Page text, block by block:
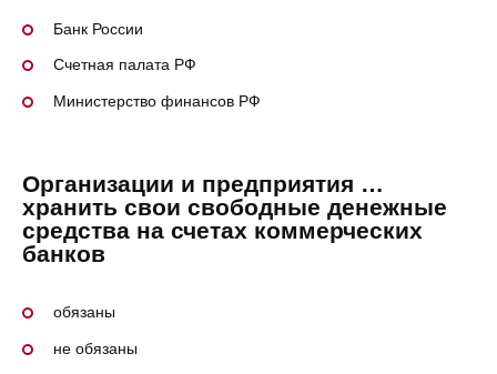
Банк России
Счетная палата РФ
Министерство финансов РФ
Организации и предприятия …
хранить свои свободные денежные
средства на счетах коммерческих
банков
обязаны
не обязаны